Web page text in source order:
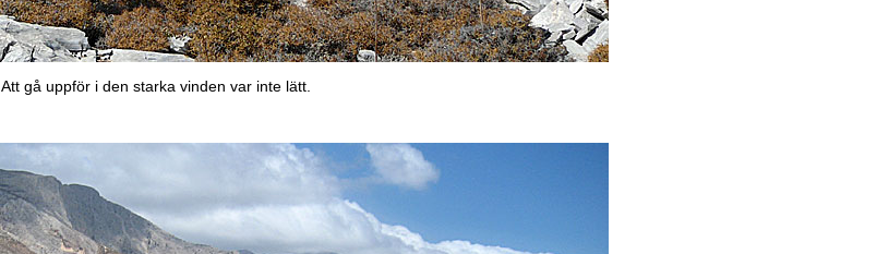
Att gå uppför i den starka vinden var inte lätt.